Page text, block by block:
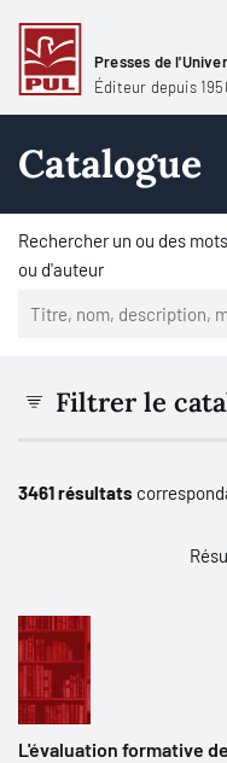
Presses de
Éditeur depuis
Catalogue
Rechercher un ou des
ou d'auteur
Filtrer le
3461 résultats
L'évaluation formative